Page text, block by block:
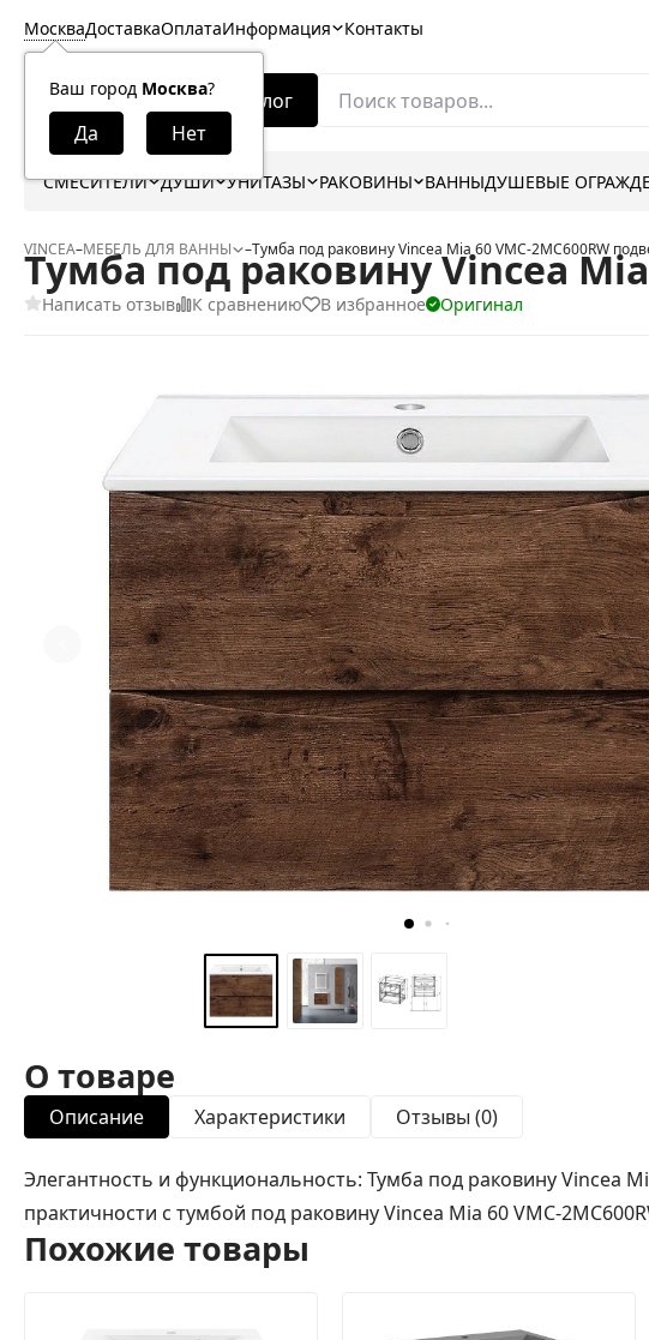
Москва
Ваш город Москва?
ДоставкаОплатаИнформация Контакты
Каталог
СМЕСИТЕЛИ ДУШИ УНИТАЗЫ РАКОВИНЫ ВАННЫДУШЕВЫЕ
VINCEA–МЕБЕЛЬ ДЛЯ ВАННЫ –Тумба под раковину Vincea Mia 60 VMC-2MC600RW
Тумба под раковину Vincea Mia
Написать отзыв К сравнению В избранное Оригинал
О товаре
Описание Характеристики Отзывы (0)
Элегантность и функциональность: Тумба под раковину Vincea
практичности с тумбой под раковину Vincea Mia 60 VMC-
Похожие товары